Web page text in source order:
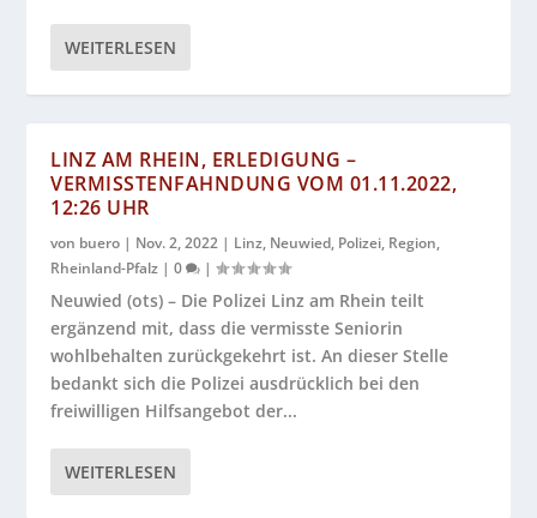
WEITERLESEN
LINZ AM RHEIN, ERLEDIGUNG –
VERMISSTENFAHNDUNG VOM 01.11.2022,
12:26 UHR
von buero | Nov. 2, 2022 | Linz, Neuwied, Polizei, Region,
Rheinland-Pfalz |0 |
Neuwied (ots) – Die Polizei Linz am Rhein teilt
ergänzend mit, dass die vermisste Seniorin
wohlbehalten zurückgekehrt ist. An dieser Stelle
bedankt sich die Polizei ausdrücklich bei den
freiwilligen Hilfsangebot der...
WEITERLESEN